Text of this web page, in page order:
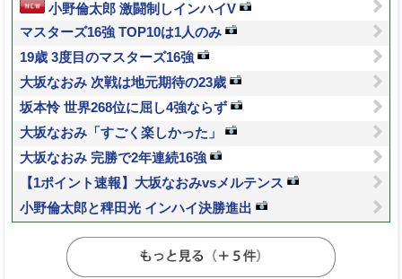
小野倫太郎 激闘制しインハイV
マスターズ16強 TOP10は1人のみ
19歳 3度目のマスターズ16強
大坂なおみ 次戦は地元期待の23歳
坂本怜 世界268位に屈し4強ならず
大坂なおみ「すごく楽しかった」
大坂なおみ 完勝で2年連続16強
【1ポイント速報】大坂なおみvsメルテンス
小野倫太郎と稗田光 インハイ決勝進出